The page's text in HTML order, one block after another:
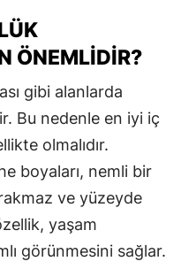
ÖNEMLIDIR?
gibi alanlarda
Bu nedenle en iyi iç
olmalıdır.
boyaları, nemli bir
ve yüzeyde
yaşam
görünmesini sağlar.